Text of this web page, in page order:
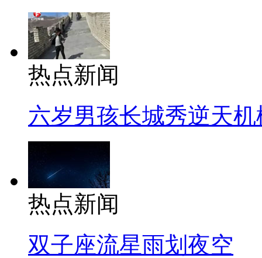
热点新闻
六岁男孩长城秀逆天机
热点新闻
双子座流星雨划夜空